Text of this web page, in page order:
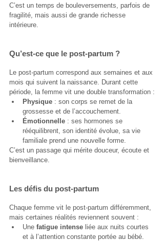
C’est un temps de bouleversements, parfois de
fragilité, mais aussi de grande richesse
intérieure.
Qu’est-ce que le post-partum ?
Le post-partum correspond aux semaines et aux
mois qui suivent la naissance. Durant cette
période, la femme vit une double transformation :
Physique : son corps se remet de la
grossesse et de l’accouchement.
Émotionnelle : ses hormones se
rééquilibrent, son identité évolue, sa vie
familiale prend une nouvelle forme.
C’est un passage qui mérite douceur, écoute et
bienveillance.
Les défis du post-partum
Chaque femme vit le post-partum différemment,
mais certaines réalités reviennent souvent :
Une fatigue intense liée aux nuits courtes
et à l’attention constante portée au bébé.